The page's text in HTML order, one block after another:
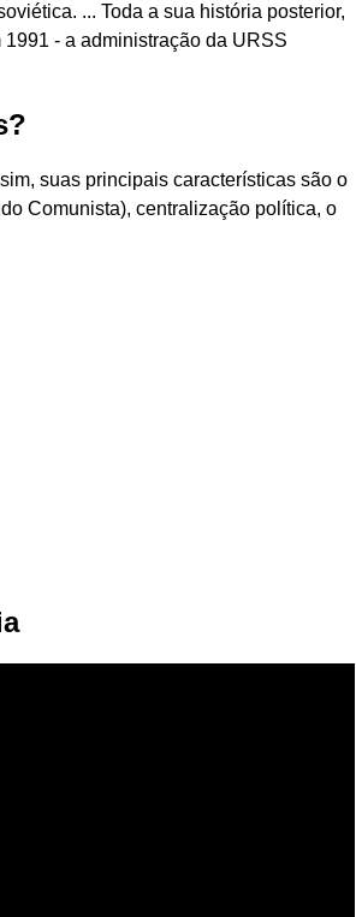
... Toda a sua história posterior,
- a administração da URSS
suas principais características são o
Comunista), centralização política, o